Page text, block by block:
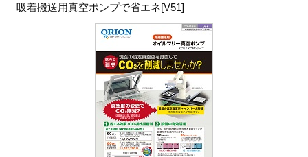
吸着搬送用真空ポンプで省エネ[V51]